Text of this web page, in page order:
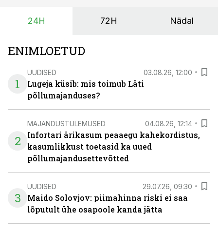
on suurim ning iga töötund on oluline.
24H 72H Nädal
ENIMLOETUD
1
UUDISED 03.08.26, 12:00
Lugeja küsib: mis toimub Läti
põllumajanduses?
2
MAJANDUSTULEMUSED 04.08.26, 12:14
Infortari ärikasum peaaegu kahekordistus,
kasumlikkust toetasid ka uued
põllumajandusettevõtted
3
UUDISED 29.07.26, 09:30
Maido Solovjov: piimahinna riski ei saa
lõputult ühe osapoole kanda jätta